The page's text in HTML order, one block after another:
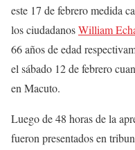
este 17 de febrero medida
los ciudadanosWilliam
66 años de edad
el sábado 12 de febrero
en Macuto.
Luego de 48 horas de la
fueron presentados en